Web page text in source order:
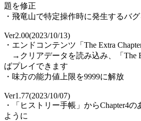
題を修正
・飛竜山で特定操作時に発生するバ
Ver2.00(2023/10/13)
・エンドコンテンツ「The Extra
→クリアデータを読み込み、「The
ばプレイできます
・味方の能力値上限を9999に解放
Ver1.77(2023/10/07)
・「ヒストリー手帳」からChapter4
ように